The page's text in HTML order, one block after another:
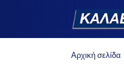
Αρχική σελίδα